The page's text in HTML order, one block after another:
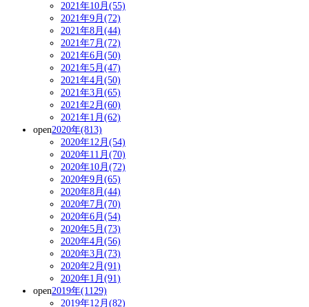
2021年10月(55)
2021年9月(72)
2021年8月(44)
2021年7月(72)
2021年6月(50)
2021年5月(47)
2021年4月(50)
2021年3月(65)
2021年2月(60)
2021年1月(62)
open2020年(813)
2020年12月(54)
2020年11月(70)
2020年10月(72)
2020年9月(65)
2020年8月(44)
2020年7月(70)
2020年6月(54)
2020年5月(73)
2020年4月(56)
2020年3月(73)
2020年2月(91)
2020年1月(91)
open2019年(1129)
2019年12月(82)